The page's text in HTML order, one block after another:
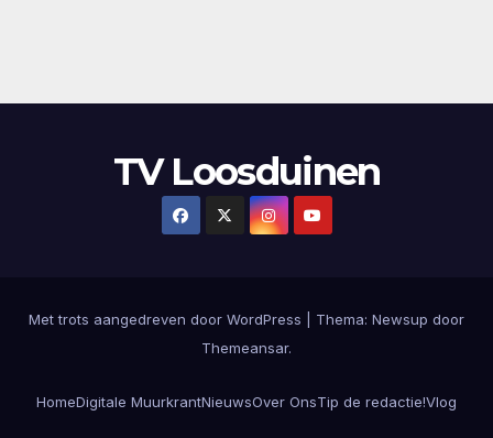
TV Loosduinen
Met trots aangedreven door WordPress Thema: Newsup door
Themeansar.
HomeDigitale MuurkrantNieuwsOver OnsTip de redactie!Vlog